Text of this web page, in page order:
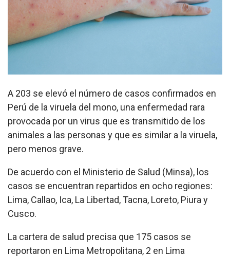
A 203 se elevó el número de casos confirmados en
Perú de la viruela del mono, una enfermedad rara
provocada por un virus que es transmitido de los
animales a las personas y que es similar a la viruela,
pero menos grave.
De acuerdo con el Ministerio de Salud (Minsa), los
casos se encuentran repartidos en ocho regiones:
Lima, Callao, Ica, La Libertad, Tacna, Loreto, Piura y
Cusco.
La cartera de salud precisa que 175 casos se
reportaron en Lima Metropolitana, 2 en Lima